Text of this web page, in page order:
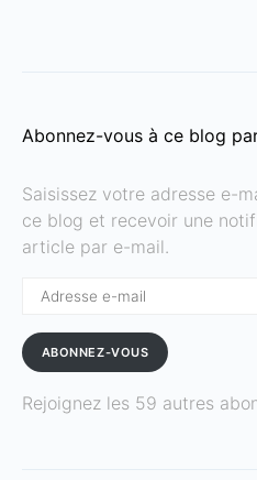
Abonnez-vous à ce blog
Saisissez votre adresse e-
ce blog et recevoir une
article par e-mail.
ABONNEZ-VOUS
Rejoignez les 59 autres